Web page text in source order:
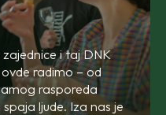
i taj DNK
radimo – od
rasporeda
ljude. Iza nas je